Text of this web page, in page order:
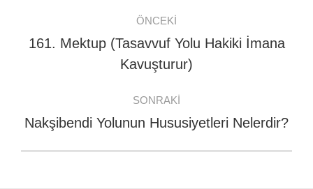
navigation
ÖNCEKI
Previous
post:
161. Mektup (Tasavvuf Yolu Hakiki İmana
Kavuşturur)
SONRAKI
Next
Nakşibendi Yolunun Hususiyetleri Nelerdir?